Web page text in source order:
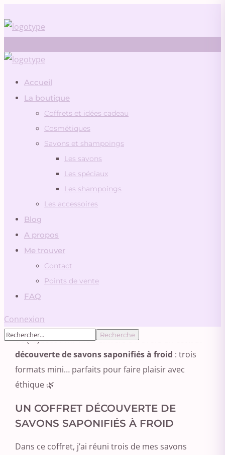
Accueil
La boutique
Coffrets et idées cadeau
Cosmétiques
Savons et shampoings
Les savons
Les spéciaux
Les shampoings
Les accessoires
Blog
A propos
Me trouver
Contact
Points de vente
FAQ
Connexion
Conseils et astuces
3 SAVONS, 3 AMBIANCES…
03/04/2025
Vous cherchez une idée cadeau utile, responsable
et pleine de douceur ?
À l’approche de la fête des mères, je vous propose
de (re)découvrir mon univers à travers un coffret
découverte de savons saponifiés à froid : trois
formats mini… parfaits pour faire plaisir avec
éthique 🌿
UN COFFRET DÉCOUVERTE DE
SAVONS SAPONIFIÉS À FROID
Dans ce coffret, j’ai réuni trois de mes savons